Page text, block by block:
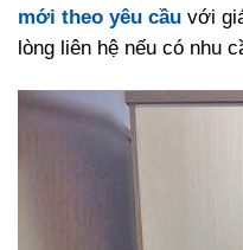
mới theo yêu cầu với
lòng liên hệ nếu có nhu